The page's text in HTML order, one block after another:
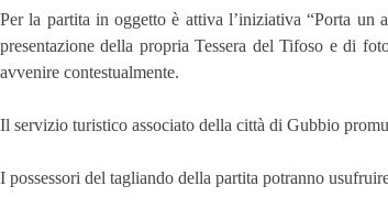
Per la partita in oggetto è attiva l’iniziativa “Porta un
presentazione della propria Tessera del Tifoso e di
avvenire contestualmente.
Il servizio turistico associato della città di Gubbio
I possessori del tagliando della partita potranno